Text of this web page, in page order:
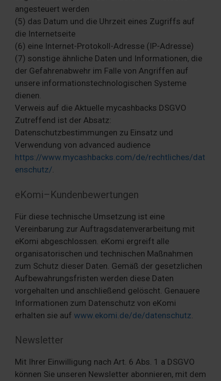
angesteuert werden
(5) das Datum und die Uhrzeit eines Zugriffs auf
die Internetseite
(6) eine Internet-Protokoll-Adresse (IP-Adresse)
(7) sonstige ähnliche Daten und Informationen, die
der Gefahrenabwehr im Falle von Angriffen auf
unsere informationstechnologischen Systeme
dienen.
Verweis auf die Aktuelle mycashbacks DSGVO
Zutreffend ist der Absatz:
Datenschutzbestimmungen zu Einsatz und
Verwendung von advanced audience
https://www.mycashbacks.com/de/rechtliches/dat
enschutz/.
eKomi–Kundenbewertungen
Für diese technische Umsetzung ist eine
Vereinbarung zur Auftragsdatenverarbeitung mit
eKomi abgeschlossen. eKomi ergreift alle
organisatorischen und technischen Maßnahmen
zum Schutz dieser Daten. Gemäß der gesetzlichen
Aufbewahrungsfristen werden diese Daten
vorgehalten und anschließend gelöscht. Genauere
Informationen zum Datenschutz von eKomi
erhalten sie auf www.ekomi.de/de/datenschutz
Newsletter
Mit Ihrer Einwilligung nach Art. 6 Abs. 1 a DSGVO
können Sie unseren Newsletter abonnieren, mit dem